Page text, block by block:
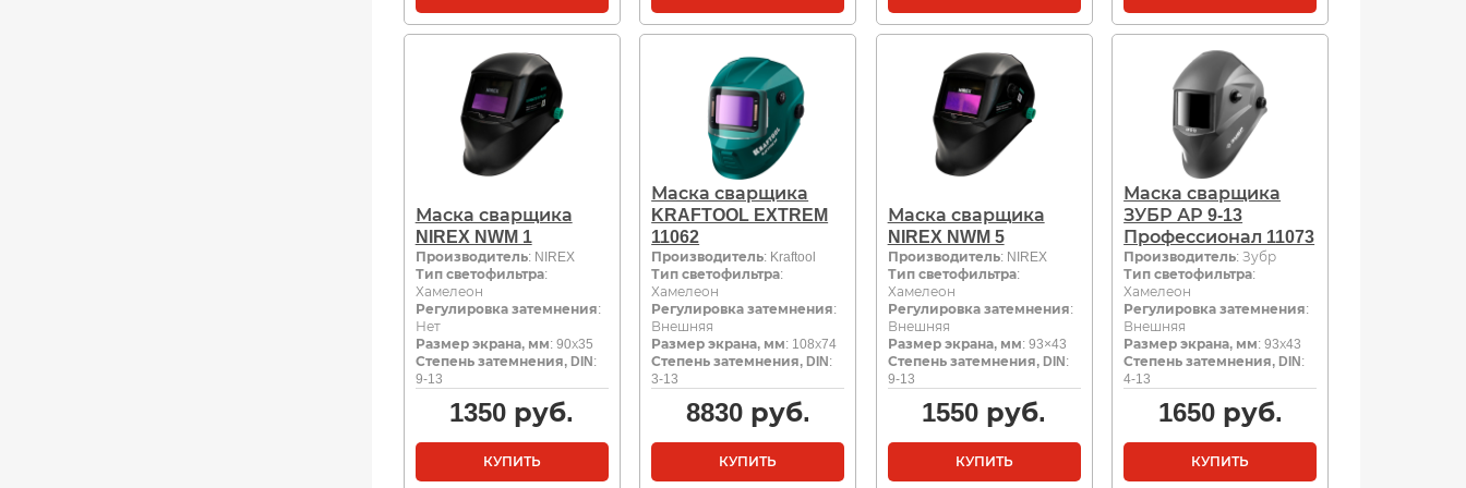
Маска сварщика
NIREX NWM 1
Производитель: NIREX
Тип светофильтра:
Хамелеон
Регулировка затемнения:
Нет
Размер экрана, мм: 90х35
Степень затемнения, DIN :
9-13
1350 руб.
КУПИТЬ
Маска сварщика
KRAFTOOL EXTREM
11062
Производитель: Kraftool
Тип светофильтра:
Хамелеон
Регулировка затемнения:
Внешняя
Размер экрана, мм: 108х74
Степень затемнения, DIN :
3-13
8830руб.
КУПИТЬ
Маска сварщика
NIREX NWM 5
Производитель: NIREX
Тип светофильтра:
Хамелеон
Регулировка затемнения:
Внешняя
Размер экрана, мм: 93×43
Степень затемнения, DIN :
9-13
1550 руб.
КУПИТЬ
Маска сварщика
ЗУБР АР 9-13
Профессионал 11073
Производитель: Зубр
Тип светофильтра:
Хамелеон
Регулировка затемнения:
Внешняя
Размер экрана, мм: 93х43
Степень затемнения, DIN :
4-13
1650руб.
КУПИТЬ